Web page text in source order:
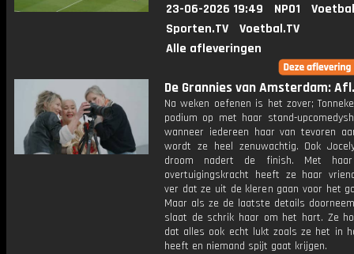
23-06-2026 19:49 NPO1
Sporten.TV
Voetbal.TV
Alle afleveringen
De Grannies van Amsterdam:
Na weken oefenen is het zover;
podium op met haar stand-
wanneer iedereen haar van tevoren
wordt ze heel zenuwachtig. Ook
droom nadert de finish. Met haar
overtuigingskracht heeft ze haar
ver dat ze uit de kleren gaan voor het
Maar als ze de laatste details
slaat de schrik haar om het hart. Ze
dat alles ook echt lukt zoals ze het in
heeft en niemand spijt gaat krijgen.